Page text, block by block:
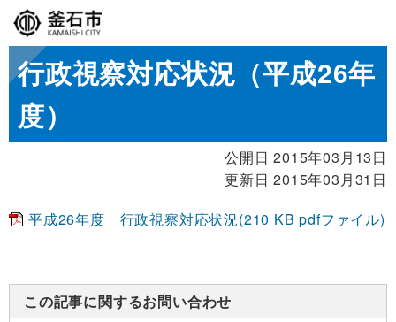
行政視察対応状況（平成26年
度）
公開日 2015年03月13日
更新日 2015年03月31日
平成26年度 行政視察対応状況(210 KB pdfファイル)
この記事に関するお問い合わせ